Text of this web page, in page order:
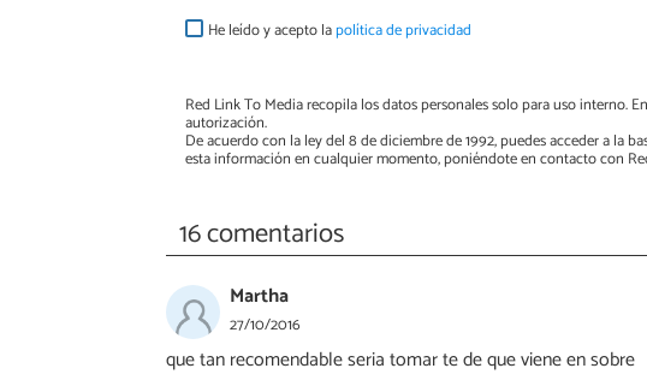
He leído y acepto lapolítica de privacidad
Red Link To Media recopila los datos personales solo para uso interno.
autorización.
De acuerdo con la ley del 8 de diciembre de 1992, puedes acceder a la
esta información en cualquier momento, poniéndote en contacto con
16 comentarios
Martha
27/10/2016
que tan recomendable seria tomar te de que viene en sobre